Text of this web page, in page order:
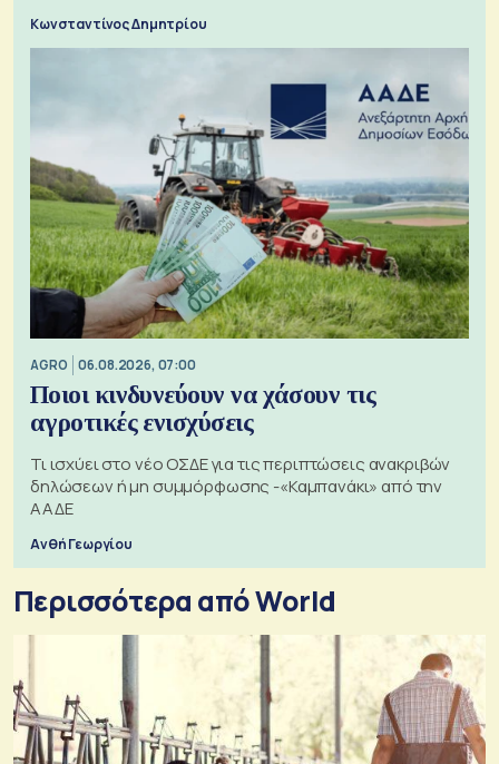
Κωνσταντίνος Δημητρίου
AGRO 06.08.2026, 07:00
Ποιοι κινδυνεύουν να χάσουν τις
αγροτικές ενισχύσεις
Τι ισχύει στο νέο ΟΣΔΕ για τις περιπτώσεις ανακριβών
δηλώσεων ή μη συμμόρφωσης -«Καμπανάκι» από την
ΑΑΔΕ
Ανθή Γεωργίου
Περισσότερα από World